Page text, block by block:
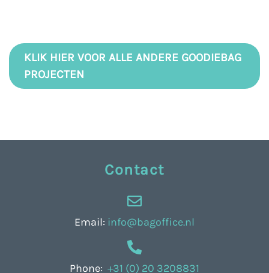
KLIK HIER VOOR ALLE ANDERE GOODIEBAG
PROJECTEN
Contact
Email: info@bagoffice.nl
Phone: +31 (0) 20 3208831